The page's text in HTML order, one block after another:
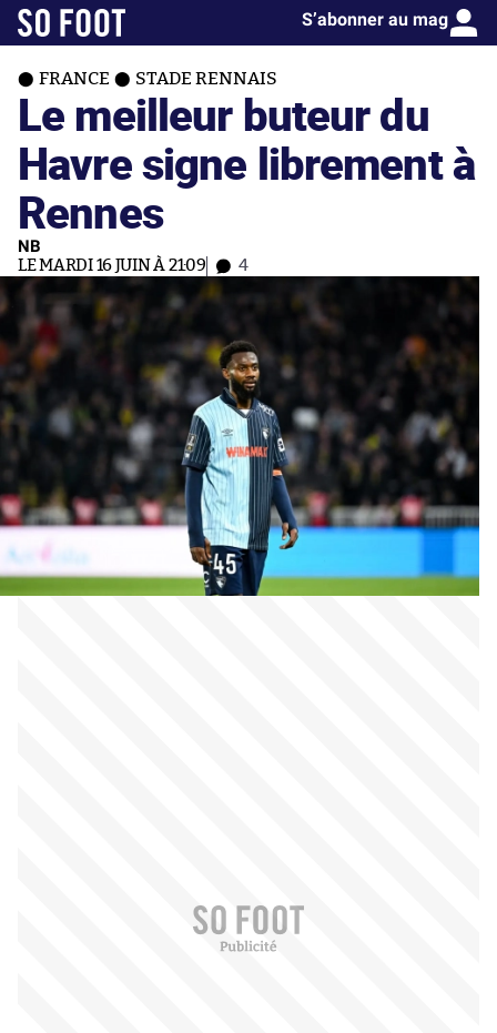
S’abonner au mag
FRANCE STADE RENNAIS
Le meilleur buteur du
Havre signe librement à
Rennes
NB
LE MARDI 16 JUIN À 21:09 4